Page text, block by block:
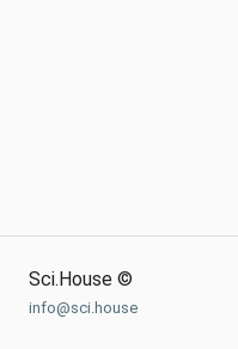
Sci.House ©
info@sci.house